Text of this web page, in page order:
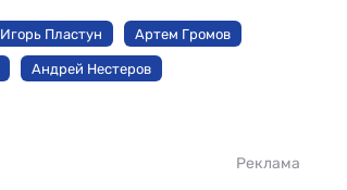
Игорь Пластун Артем Громов
Андрей Нестеров
Реклама